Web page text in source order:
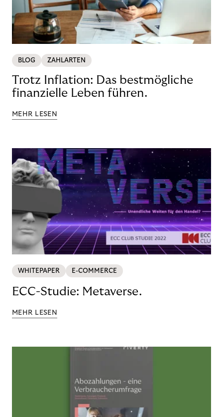
BLOG ZAHLARTEN
Trotz Inflation: Das bestmögliche
finanzielle Leben führen.
MEHR LESEN
WHITEPAPER E-COMMERCE
ECC-Studie: Metaverse.
MEHR LESEN